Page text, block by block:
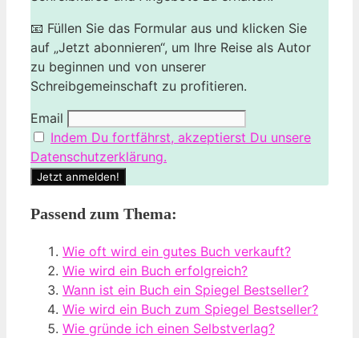
📧 Füllen Sie das Formular aus und klicken Sie
auf „Jetzt abonnieren“, um Ihre Reise als Autor
zu beginnen und von unserer
Schreibgemeinschaft zu profitieren.
Email
Indem Du fortfährst, akzeptierst Du unsere
Datenschutzerklärung.
Passend zum Thema:
Wie oft wird ein gutes Buch verkauft?
Wie wird ein Buch erfolgreich?
Wann ist ein Buch ein Spiegel Bestseller?
Wie wird ein Buch zum Spiegel Bestseller?
Wie gründe ich einen Selbstverlag?